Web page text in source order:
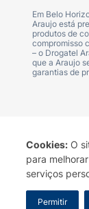
Cookies: O
para
serviços
Permitir
Em Belo
Araujo está
produtos de
compromisso
– o Drogatel
que a Araujo
garantias de
Termo de Uso
A Drogaria
marca. Para
Araujo S.A.